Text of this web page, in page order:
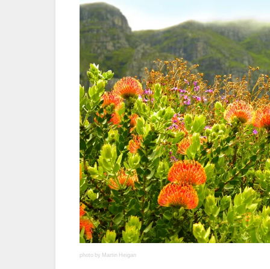
photo by Martin Heigan